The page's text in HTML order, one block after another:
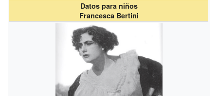
Datos para niños
Francesca Bertini